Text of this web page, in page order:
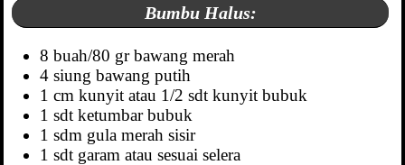
Bumbu Halus:
8 buah/80 gr bawang merah
4 siung bawang putih
1 cm kunyit atau 1/2 sdt kunyit bubuk
1 sdt ketumbar bubuk
1 sdm gula merah sisir
1 sdt garam atau sesuai selera